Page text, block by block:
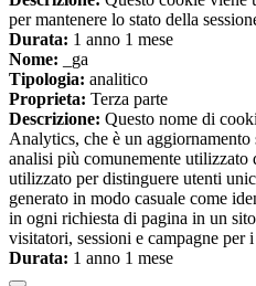
per mantenere lo stato della
Durata: 1 anno 1 mese
Nome: _ga
Tipologia: analitico
Proprieta: Terza parte
Descrizione: Questo nome di
Analytics, che è un
analisi più comunemente
utilizzato per distinguere utenti
generato in modo casuale come
in ogni richiesta di pagina in un
visitatori, sessioni e campagne per
Durata: 1 anno 1 mese